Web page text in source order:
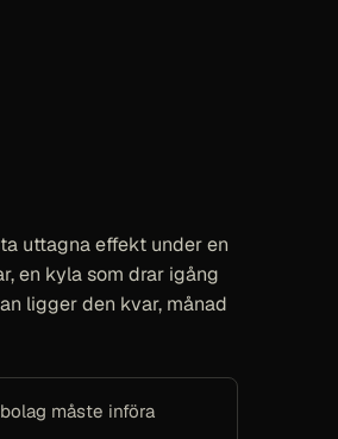
uttagna effekt under en
en kyla som drar igång
ligger den kvar, månad
måste införa